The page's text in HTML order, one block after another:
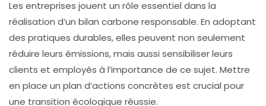
Les entreprises jouent un rôle essentiel dans la
réalisation d’un bilan carbone responsable. En adoptant
des pratiques durables, elles peuvent non seulement
réduire leurs émissions, mais aussi sensibiliser leurs
clients et employés à l’importance de ce sujet. Mettre
en place un plan d’actions concrètes est crucial pour
une transition écologique réussie.